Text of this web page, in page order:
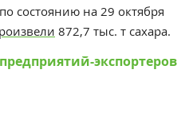
состоянию на 29 октября
872,7 тыс. т сахара.
экспортеров